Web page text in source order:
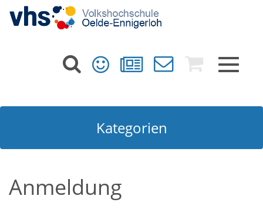
Toggle
Kategorien
Anmeldung